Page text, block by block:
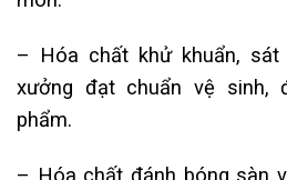
– Hóa chất khử khuẩn, sát
xưởng đạt chuẩn vệ sinh,
phẩm.
– Hóa chất đánh bóng sàn